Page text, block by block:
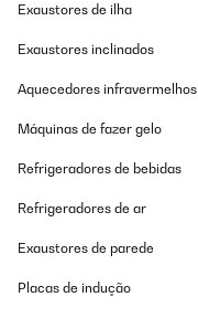
Exaustores de ilha
Exaustores inclinados
Aquecedores infravermelhos
Máquinas de fazer gelo
Refrigeradores de bebidas
Refrigeradores de ar
Exaustores de parede
Placas de indução